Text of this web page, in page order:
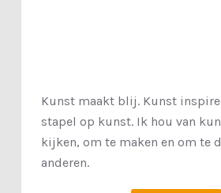
Kunst maakt blij. Kunst
stapel op kunst. Ik hou van
kijken, om te maken en om te
anderen.